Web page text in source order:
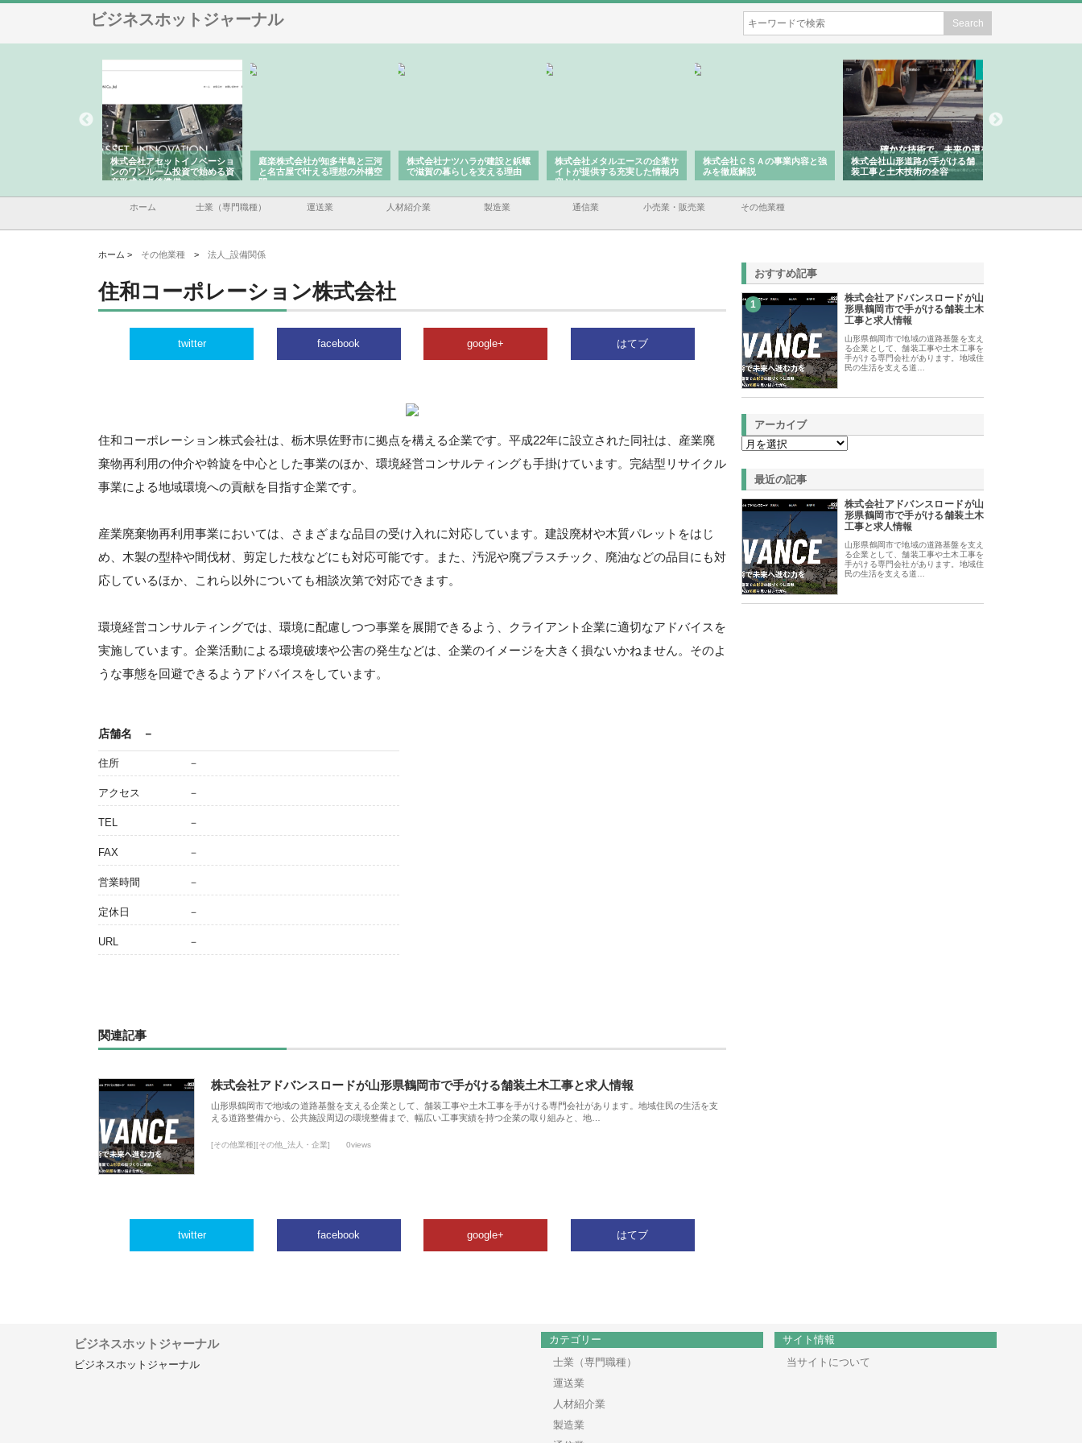
ビジネスホットジャーナル
株式会社アセットイノベーショ
ンのワンルーム投資で始める資
産形成と老後準備
庭楽株式会社が知多半島と三河
と名古屋で叶える理想の外構空
間
株式会社ナツハラが建設と鋲螺
で滋賀の暮らしを支える理由
株式会社メタルエースの企業サ
イトが提供する充実した情報内
容とは
株式会社ＣＳＡの事業内容と強
みを徹底解説
株式会社山形道路が手がける舗
装工事と土木技術の全容
ホーム 士業（専門職種） 運送業 人材紹介業 製造業 通信業 小売業・販売業 その他業種
ホーム > その他業種 > 法人_設備関係
住和コーポレーション株式会社
twitter facebook google+ はてブ
住和コーポレーション株式会社は、栃木県佐野市に拠点を構える企業です。平成22年に設立された同社は、産業廃
棄物再利用の仲介や斡旋を中心とした事業のほか、環境経営コンサルティングも手掛けています。完結型リサイクル
事業による地域環境への貢献を目指す企業です。
産業廃棄物再利用事業においては、さまざまな品目の受け入れに対応しています。建設廃材や木質パレットをはじ
め、木製の型枠や間伐材、剪定した枝などにも対応可能です。また、汚泥や廃プラスチック、廃油などの品目にも対
応しているほか、これら以外についても相談次第で対応できます。
環境経営コンサルティングでは、環境に配慮しつつ事業を展開できるよう、クライアント企業に適切なアドバイスを
実施しています。企業活動による環境破壊や公害の発生などは、企業のイメージを大きく損ないかねません。そのよ
うな事態を回避できるようアドバイスをしています。
店舗名 －
住所 －
アクセス －
TEL －
FAX －
営業時間 －
定休日 －
URL －
関連記事
株式会社アドバンスロードが山形県鶴岡市で手がける舗装土木工事と求人情報
山形県鶴岡市で地域の道路基盤を支える企業として、舗装工事や土木工事を手がける専門会社があります。地域住民の生活を支
える道路整備から、公共施設周辺の環境整備まで、幅広い工事実績を持つ企業の取り組みと、地…
[その他業種][その他_法人・企業] 0views
twitter facebook google+ はてブ
おすすめ記事
1
株式会社アドバンスロードが山
形県鶴岡市で手がける舗装土木
工事と求人情報
山形県鶴岡市で地域の道路基盤を支え
る企業として、舗装工事や土木工事を
手がける専門会社があります。地域住
民の生活を支える道…
アーカイブ
最近の記事
株式会社アドバンスロードが山
形県鶴岡市で手がける舗装土木
工事と求人情報
山形県鶴岡市で地域の道路基盤を支え
る企業として、舗装工事や土木工事を
手がける専門会社があります。地域住
民の生活を支える道…
ビジネスホットジャーナル
ビジネスホットジャーナル
カテゴリー
士業（専門職種）
運送業
人材紹介業
製造業
サイト情報
当サイトについて